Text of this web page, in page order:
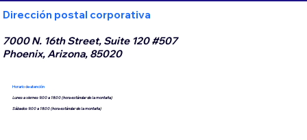
Dirección postal corporativa
7000 N. 16th Street, Suite 120 #507
Phoenix, Arizona, 85020
Horario de atención
Lunes a viernes 9:00 a 18:00 (hora estándar de la montaña)
Sábados 9:00 a 18:00 (hora estándar de la montaña)